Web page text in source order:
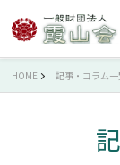
HOME 記事・コラム